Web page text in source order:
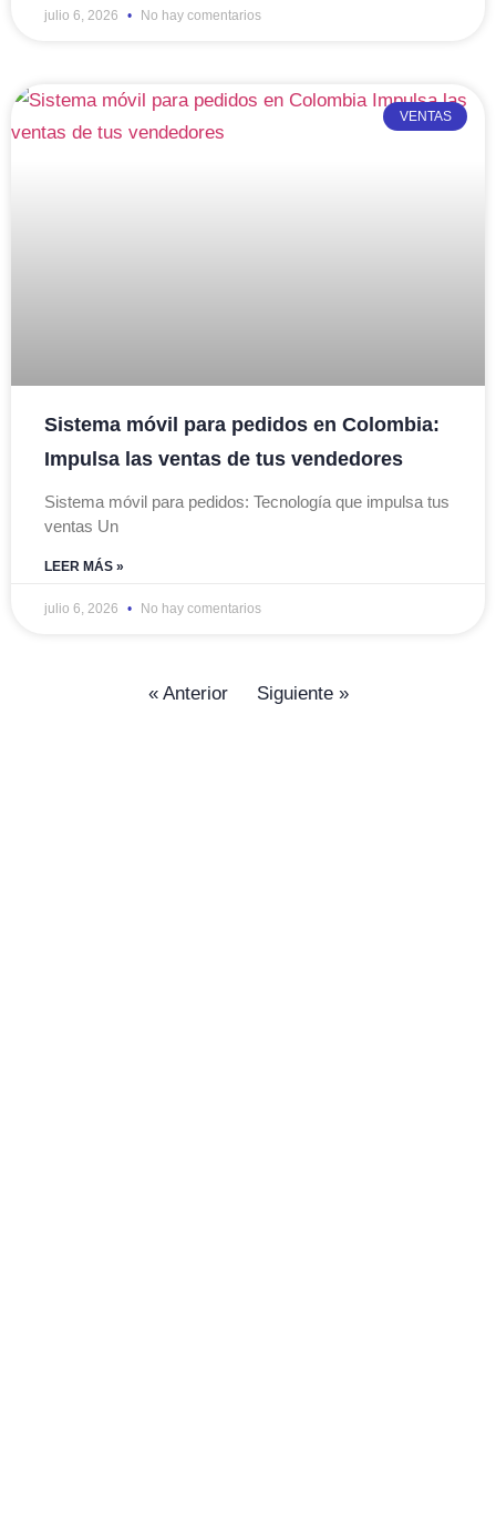
julio 6, 2026 No hay comentarios
VENTAS
Sistema móvil para pedidos en Colombia:
Impulsa las ventas de tus vendedores
Sistema móvil para pedidos: Tecnología que impulsa tus
ventas Un
LEER MÁS »
julio 6, 2026 No hay comentarios
« Anterior Siguiente »